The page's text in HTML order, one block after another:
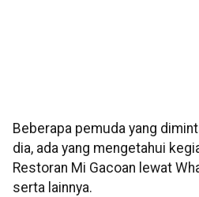
Beberapa pemuda yang
dia, ada yang mengetahui
Restoran Mi Gacoan lewat
serta lainnya.